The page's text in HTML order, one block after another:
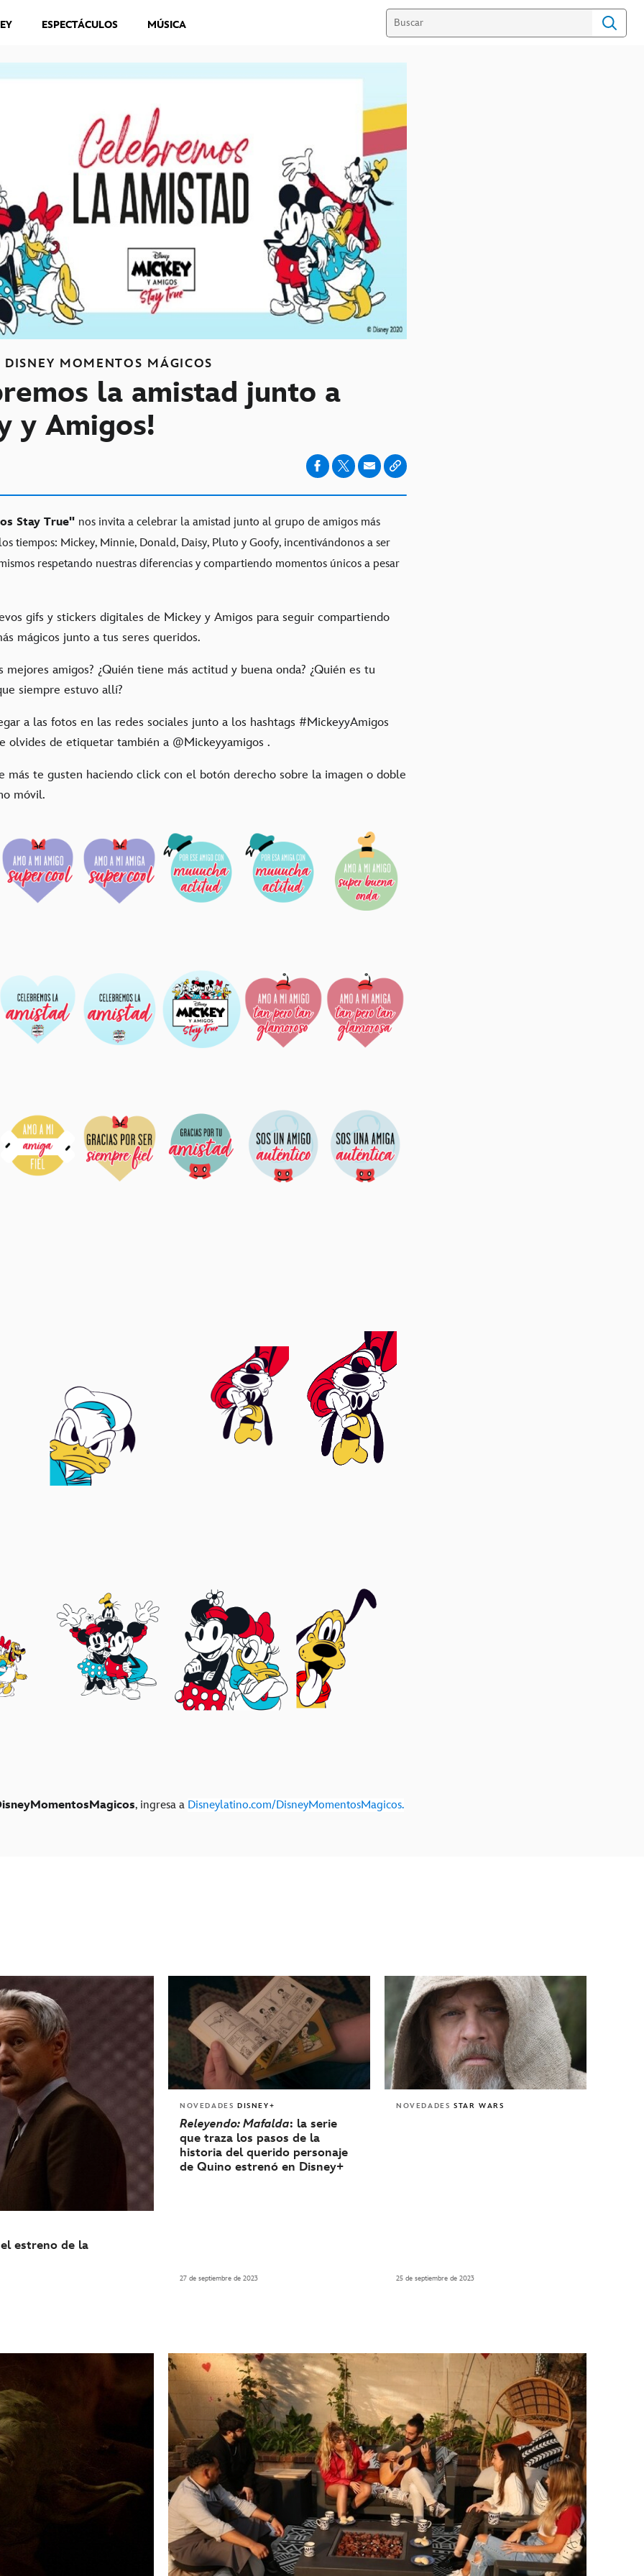
ESPECTÁCULOS MÚSICA
DISNEY MOMENTOS MÁGICOS
la amistad junto a
y Amigos!
Stay True" nos invita a celebrar la amistad junto al grupo de amigos más
tiempos: Mickey, Minnie, Donald, Daisy, Pluto y Goofy, incentivándonos a ser
respetando nuestras diferencias y compartiendo momentos únicos a pesar
gifs y stickers digitales de Mickey y Amigos para seguir compartiendo
mágicos junto a tus seres queridos.
mejores amigos? ¿Quién tiene más actitud y buena onda? ¿Quién es tu
siempre estuvo allí?
a las fotos en las redes sociales junto a los hashtags #MickeyyAmigos
olvides de etiquetar también a @Mickeyyamigos .
más te gusten haciendo click con el botón derecho sobre la imagen o doble
móvil.
, ingresa a Disneylatino.com/DisneyMomentosMagicos.
estreno de la
NOVEDADES DISNEY+
Releyendo: Mafalda: la serie
que traza los pasos de la
historia del querido personaje
de Quino estrenó en Disney+
27 de septiembre de 2023
NOVEDADES STAR WARS
25 de septiembre de 2023